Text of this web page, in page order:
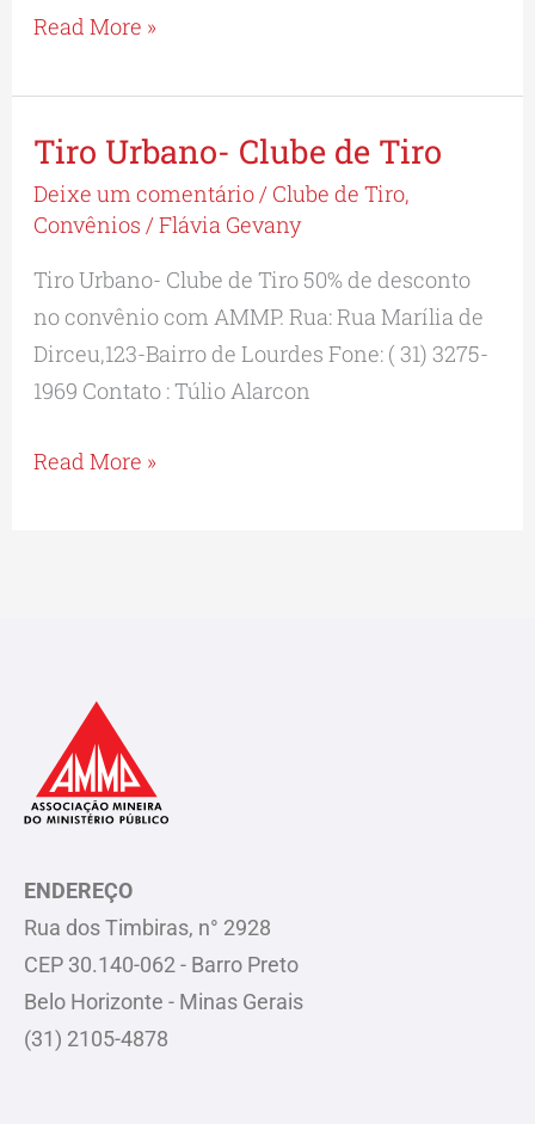
Read More »
Tiro Urbano- Clube de Tiro
Deixe um comentário/ Clube de Tiro,
Convênios /Flávia Gevany
Tiro Urbano- Clube de Tiro 50% de desconto
no convênio com AMMP. Rua: Rua Marília de
Dirceu,123-Bairro de Lourdes Fone: ( 31) 3275-
1969 Contato : Túlio Alarcon
Tiro
Urbano-
Clube
Tiro
Read More »
ENDEREÇO
Rua dos Timbiras, n° 2928
CEP 30.140-062 - Barro Preto
Belo Horizonte - Minas Gerais
(31) 2105-4878